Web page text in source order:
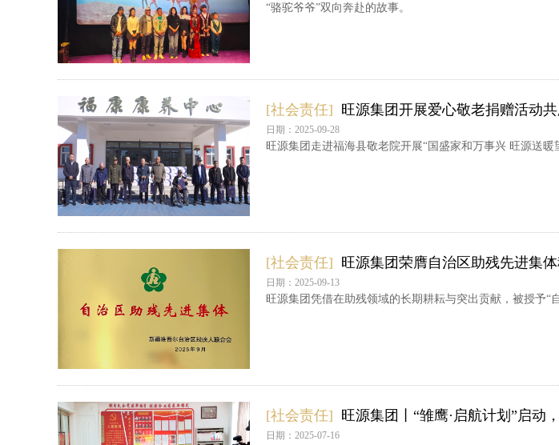
“骆驼爷爷”双向奔赴的故事。
[社会责任] 旺源集团开展爱心敬老捐赠活动
日期：2025-09-28
旺源集团走进福海县敬老院开展“国盛家和万事兴 旺源送
[社会责任] 旺源集团荣膺自治区助残先进集
日期：2025-09-13
旺源集团凭借在助残领域的长期耕耘与突出贡献，被授予“
[社会责任] 旺源集团丨“雏鹰·启航计划”启动
日期：2025-07-16